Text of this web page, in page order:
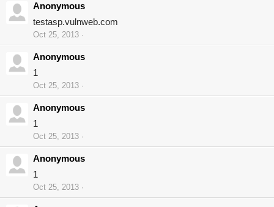
Anonymous
testasp.vulnweb.com
Oct 25, 2013
Anonymous
1
Oct 25, 2013
Anonymous
1
Oct 25, 2013
Anonymous
1
Oct 25, 2013